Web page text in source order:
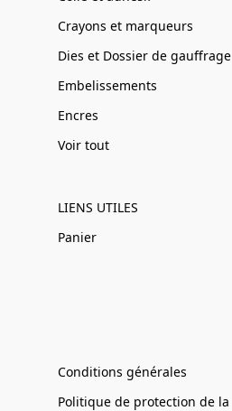
Crayons et marqueurs
Dies et Dossier de gauffrage
Embelissements
Encres
Voir tout
LIENS UTILES
Panier
Conditions générales
Politique de protection de la